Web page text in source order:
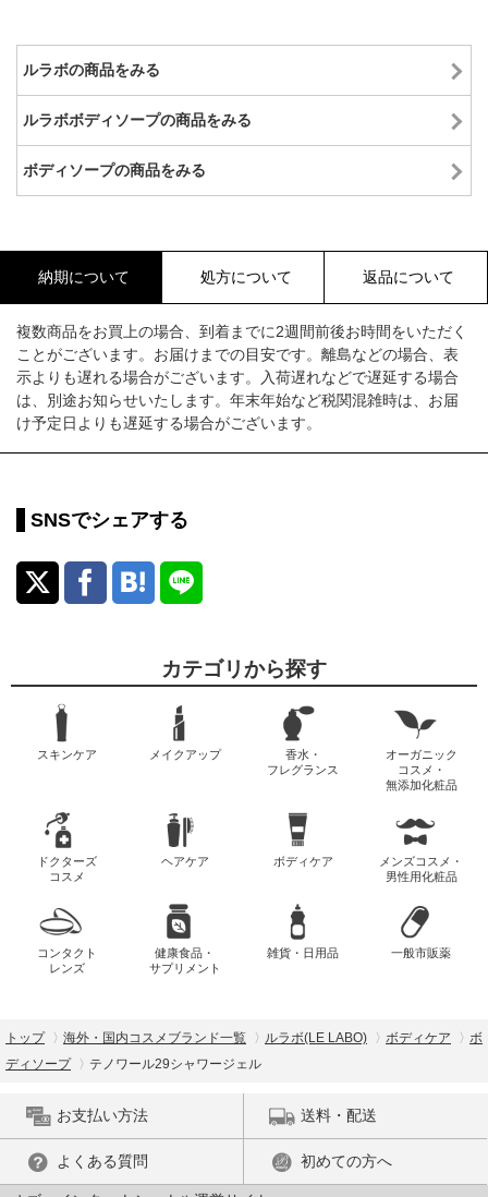
ルラボの商品をみる
ルラボボディソープの商品をみる
ボディソープの商品をみる
納期について 処方について 返品について
複数商品をお買上の場合、到着までに2週間前後お時間をいただく
ことがございます。お届けまでの目安です。離島などの場合、表
示よりも遅れる場合がございます。入荷遅れなどで遅延する場合
は、別途お知らせいたします。年末年始など税関混雑時は、お届
け予定日よりも遅延する場合がございます。
SNSでシェアする
カテゴリから探す
スキンケア メイクアップ
香水・
フレグランス
オーガニック
コスメ・
無添加化粧品
ドクターズ
コスメ
ヘアケア ボディケア
メンズコスメ・
男性用化粧品
コンタクト
レンズ
健康食品・
サプリメント
雑貨・日用品 一般市販薬
トップ 海外・国内コスメブランド一覧 ルラボ(LE LABO) ボディケア
ボ
ディソープ
テノワール29シャワージェル
お支払い方法 送料・配送
よくある質問 初めての方へ